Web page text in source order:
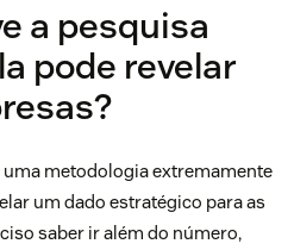
a pesquisa
pode revelar
metodologia extremamente
um dado estratégico para as
saber ir além do número,